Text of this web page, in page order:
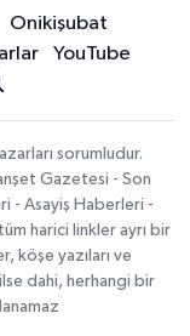
Onikişubat
YouTube
sorumludur.
Gazetesi - Son
- Asayiş Haberleri -
harici linkler ayrı bir
köşe yazıları ve
dahi, herhangi bir